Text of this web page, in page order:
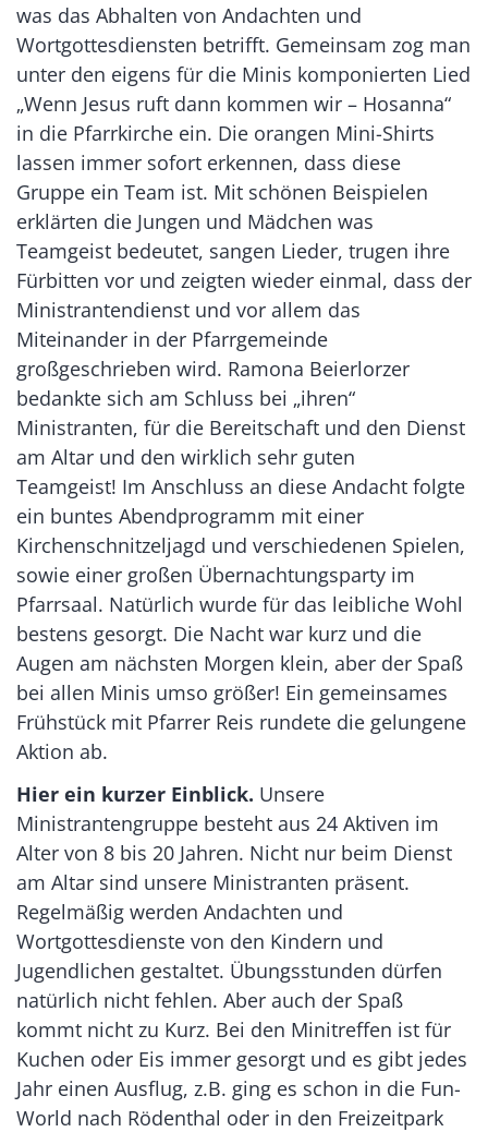
was das Abhalten von Andachten und
Wortgottesdiensten betrifft. Gemeinsam zog man
unter den eigens für die Minis komponierten Lied
„Wenn Jesus ruft dann kommen wir – Hosanna“
in die Pfarrkirche ein. Die orangen Mini-Shirts
lassen immer sofort erkennen, dass diese
Gruppe ein Team ist. Mit schönen Beispielen
erklärten die Jungen und Mädchen was
Teamgeist bedeutet, sangen Lieder, trugen ihre
Fürbitten vor und zeigten wieder einmal, dass der
Ministrantendienst und vor allem das
Miteinander in der Pfarrgemeinde
großgeschrieben wird. Ramona Beierlorzer
bedankte sich am Schluss bei „ihren“
Ministranten, für die Bereitschaft und den Dienst
am Altar und den wirklich sehr guten
Teamgeist! Im Anschluss an diese Andacht folgte
ein buntes Abendprogramm mit einer
Kirchenschnitzeljagd und verschiedenen Spielen,
sowie einer großen Übernachtungsparty im
Pfarrsaal. Natürlich wurde für das leibliche Wohl
bestens gesorgt. Die Nacht war kurz und die
Augen am nächsten Morgen klein, aber der Spaß
bei allen Minis umso größer! Ein gemeinsames
Frühstück mit Pfarrer Reis rundete die gelungene
Aktion ab.
Hier ein kurzer Einblick. Unsere
Ministrantengruppe besteht aus 24 Aktiven im
Alter von 8 bis 20 Jahren. Nicht nur beim Dienst
am Altar sind unsere Ministranten präsent.
Regelmäßig werden Andachten und
Wortgottesdienste von den Kindern und
Jugendlichen gestaltet. Übungsstunden dürfen
natürlich nicht fehlen. Aber auch der Spaß
kommt nicht zu Kurz. Bei den Minitreffen ist für
Kuchen oder Eis immer gesorgt und es gibt jedes
Jahr einen Ausflug, z.B. ging es schon in die Fun-
World nach Rödenthal oder in den Freizeitpark